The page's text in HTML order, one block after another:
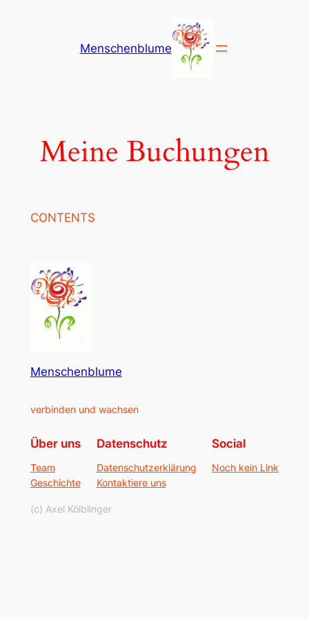
Menschenblume
Meine Buchungen
CONTENTS
Menschenblume
verbinden und wachsen
Über uns
Team
Geschichte
Datenschutz
Datenschutzerklärung
Kontaktiere uns
Social
Noch kein Link
(c) Axel Kölblinger